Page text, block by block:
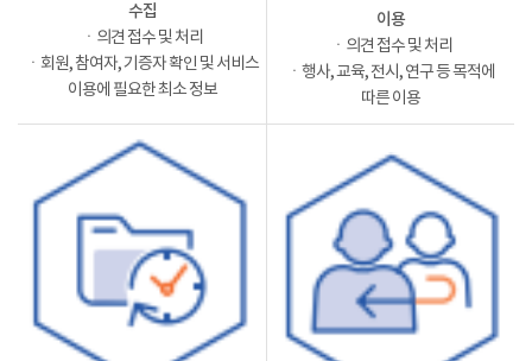
수집
ㆍ의견 접수 및 처리
ㆍ회원, 참여자, 기증자 확인 및 서비스
이용에 필요한 최소 정보
이용
ㆍ의견 접수 및 처리
ㆍ행사, 교육, 전시, 연구 등 목적에
따른 이용